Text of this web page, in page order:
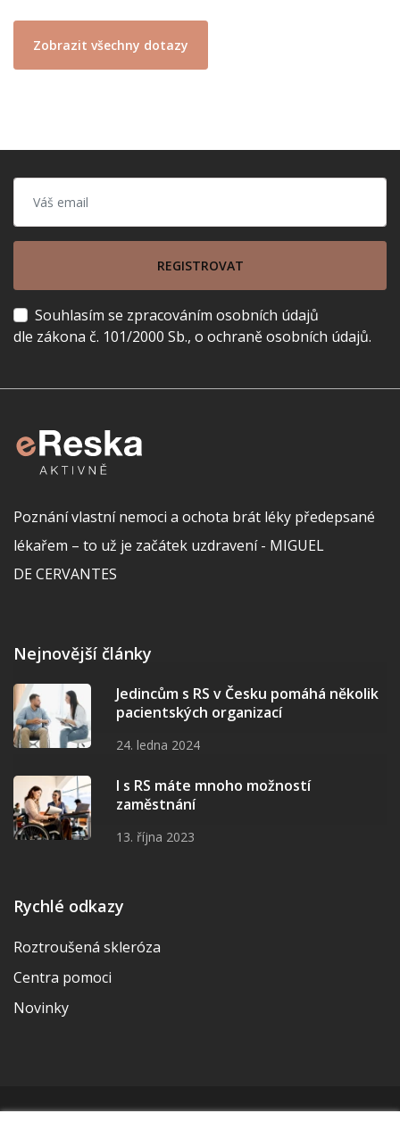
Zobrazit všechny dotazy
REGISTROVAT
Souhlasím se zpracováním osobních údajů
dle zákona č. 101/2000 Sb., o ochraně osobních údajů.
Poznání vlastní nemoci a ochota brát léky předepsané
lékařem – to už je začátek uzdravení - MIGUEL
DE CERVANTES
Nejnovější články
Jedincům s RS v Česku pomáhá několik
pacientských organizací
24. ledna 2024
I s RS máte mnoho možností
zaměstnání
13. října 2023
Rychlé odkazy
Roztroušená skleróza
Centra pomoci
Novinky